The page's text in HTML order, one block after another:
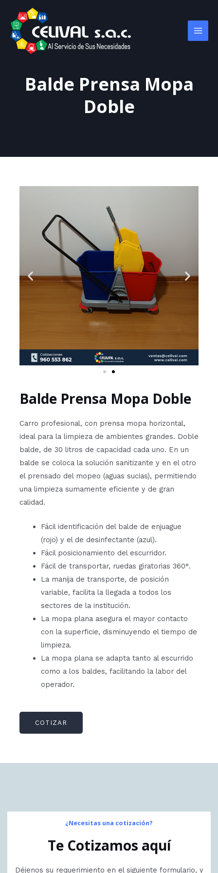
Balde Prensa Mopa
Doble
Balde Prensa Mopa Doble
Carro profesional, con prensa mopa horizontal,
ideal para la limpieza de ambientes grandes. Doble
balde, de 30 litros de capacidad cada uno. En un
balde se coloca la solución sanitizante y en el otro
el prensado del mopeo (aguas sucias), permitiendo
una limpieza sumamente eficiente y de gran
calidad.
Fácil identificación del balde de enjuague
(rojo) y el de desinfectante (azul).
Fácil posicionamiento del escurridor.
Fácil de transportar, ruedas giratorias 360°.
La manija de transporte, de posición
variable, facilita la llegada a todos los
sectores de la institución.
La mopa plana asegura el mayor contacto
con la superficie, disminuyendo el tiempo de
limpieza.
La mopa plana se adapta tanto al escurrido
como a los baldes, facilitando la labor del
operador.
COTIZAR
¿Necesitas una cotización?
Te Cotizamos aquí
Déjenos su requerimiento en el siguiente formulario, y